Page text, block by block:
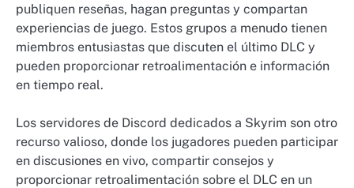
publiquen reseñas, hagan preguntas y compartan
experiencias de juego. Estos grupos a menudo tienen
miembros entusiastas que discuten el último DLC y
pueden proporcionar retroalimentación e información
en tiempo real.
Los servidores de Discord dedicados a Skyrim son otro
recurso valioso, donde los jugadores pueden participar
en discusiones en vivo, compartir consejos y
proporcionar retroalimentación sobre el DLC en un